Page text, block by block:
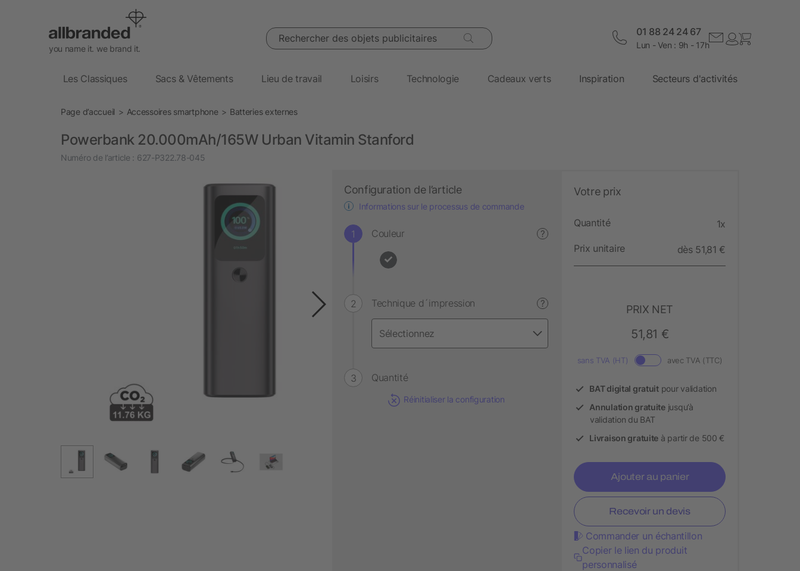
you name it. we brand it.
Rechercher des objets publicitaires 01 88 24 24 67
Lun - Ven : 9h - 17h
Les Classiques Sacs & Vêtements Lieu de travail Loisirs Technologie Cadeaux verts Inspiration Secteurs d'activités
Page d’accueil Accessoires smartphone Batteries externes
Powerbank 20.000mAh/165W Urban Vitamin Stanford
Numéro de l’article : 627-P322.78-045
Configuration de l’article
Informations sur le processus de commande
Couleur ?
Technique d´impression ?
Quantité
Réinitialiser la configuration
Votre prix
Quantité 1x
Prix unitaire dès 51,81 €
PRIX NET
51,81 €
sans TVA (HT) avec TVA (TTC)
BAT digital gratuitpour validation
Annulation gratuitejusqu’à
validation du BAT
Livraison gratuite à partir de 500 €
Ajouter au panier
Recevoir un devis
Commander un échantillon
Copier le lien du produit
personnalisé